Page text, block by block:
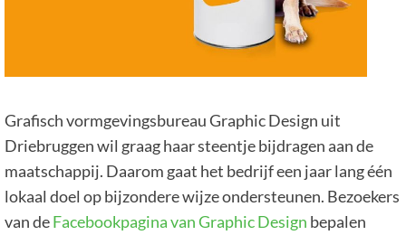
Grafisch vormgevingsbureau Graphic Design uit
Driebruggen wil graag haar steentje bijdragen aan de
maatschappij. Daarom gaat het bedrijf een jaar lang één
lokaal doel op bijzondere wijze ondersteunen. Bezoekers
van deFacebookpagina van Graphic Design bepalen